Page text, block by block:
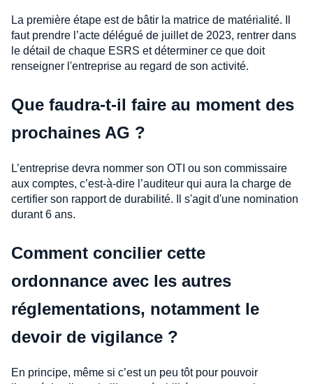
La première étape est de bâtir la matrice de matérialité. Il
faut prendre l’acte délégué de juillet de 2023, rentrer dans
le détail de chaque ESRS et déterminer ce que doit
renseigner l'entreprise au regard de son activité.
Que faudra-t-il faire au moment des
prochaines AG ?
L’entreprise devra nommer son OTI ou son commissaire
aux comptes, c’est-à-dire l’auditeur qui aura la charge de
certifier son rapport de durabilité. Il s'agit d'une nomination
durant 6 ans.
Comment concilier cette
ordonnance avec les autres
réglementations, notamment le
devoir de vigilance ?
En principe, même si c’est un peu tôt pour pouvoir